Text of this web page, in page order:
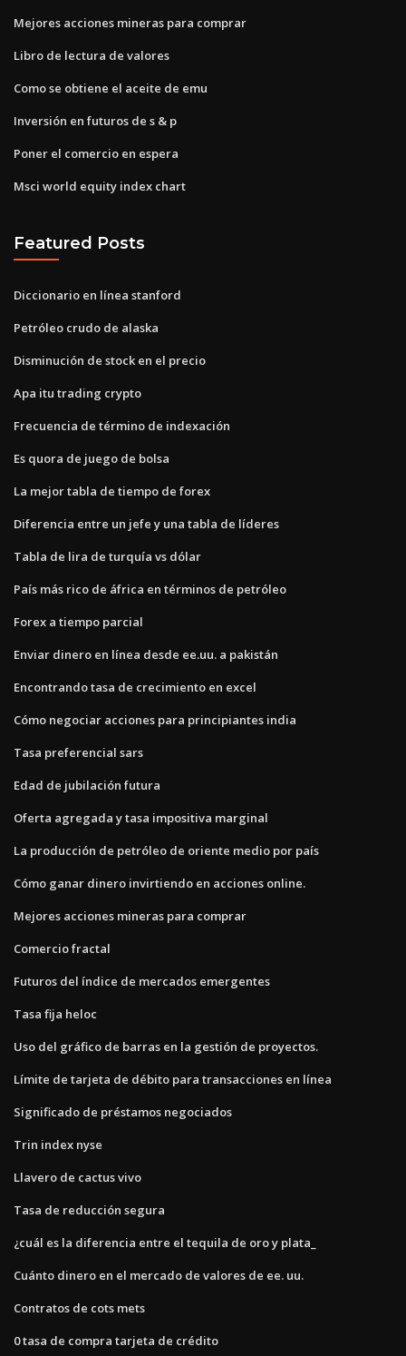
Mejores acciones mineras para comprar
Libro de lectura de valores
Como se obtiene el aceite de emu
Inversión en futuros de s & p
Poner el comercio en espera
Msci world equity index chart
Featured Posts
Diccionario en línea stanford
Petróleo crudo de alaska
Disminución de stock en el precio
Apa itu trading crypto
Frecuencia de término de indexación
Es quora de juego de bolsa
La mejor tabla de tiempo de forex
Diferencia entre un jefe y una tabla de líderes
Tabla de lira de turquía vs dólar
País más rico de áfrica en términos de petróleo
Forex a tiempo parcial
Enviar dinero en línea desde ee.uu. a pakistán
Encontrando tasa de crecimiento en excel
Cómo negociar acciones para principiantes india
Tasa preferencial sars
Edad de jubilación futura
Oferta agregada y tasa impositiva marginal
La producción de petróleo de oriente medio por país
Cómo ganar dinero invirtiendo en acciones online.
Mejores acciones mineras para comprar
Comercio fractal
Futuros del índice de mercados emergentes
Tasa fija heloc
Uso del gráfico de barras en la gestión de proyectos.
Límite de tarjeta de débito para transacciones en línea
Significado de préstamos negociados
Trin index nyse
Llavero de cactus vivo
Tasa de reducción segura
¿cuál es la diferencia entre el tequila de oro y plata_
Cuánto dinero en el mercado de valores de ee. uu.
Contratos de cots mets
0 tasa de compra tarjeta de crédito